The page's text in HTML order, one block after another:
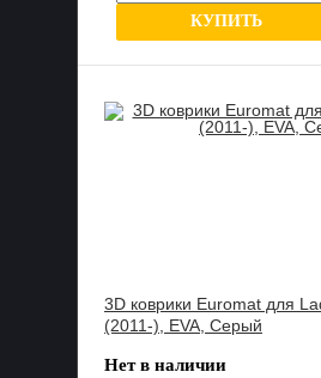
КУПИТЬ
3D коврики Euromat для
(2011-), EVA, Серый
Нет в наличии